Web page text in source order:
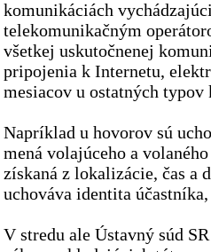
komunikáciách
telekomunikačným
všetkej uskutočnenej
pripojenia k Internetu,
mesiacov u ostatných
Napríklad u hovorov sú
mená volajúceho a
získaná z lokalizácie, čas a
uchováva identita účastníka,
V stredu ale Ústavný súd